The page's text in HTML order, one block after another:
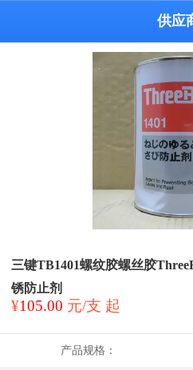
供应
三键TB1401螺纹胶螺丝胶
锈防止剂
¥105.00 元/支 起
产品规格：